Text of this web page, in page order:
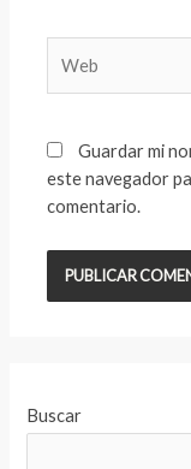
Guardar mi
este navegador
comentario.
Buscar